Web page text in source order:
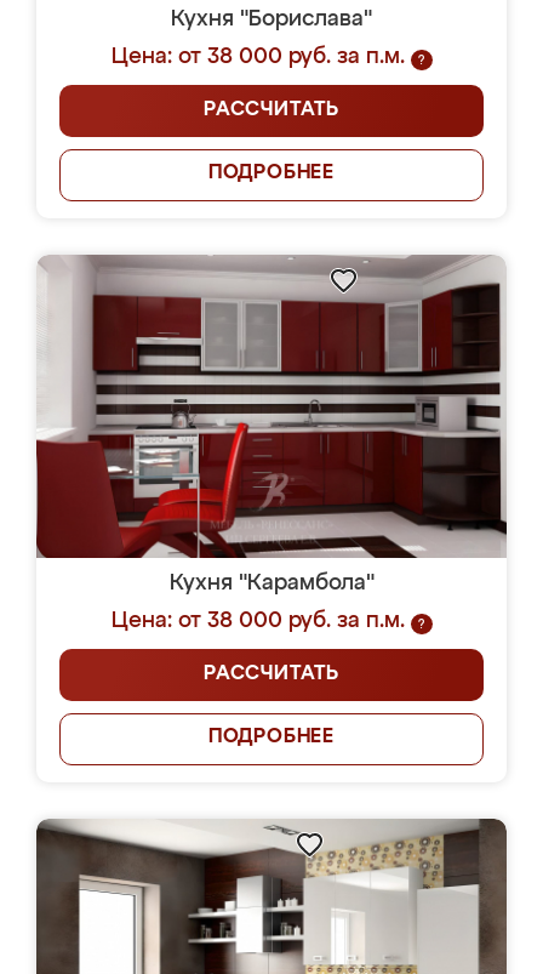
Кухня "Борислава"
Цена: от 38 000 руб. за п.м.
?
РАССЧИТАТЬ
ПОДРОБНЕЕ
Кухня "Карамбола"
Цена: от 38 000 руб. за п.м.
?
РАССЧИТАТЬ
ПОДРОБНЕЕ